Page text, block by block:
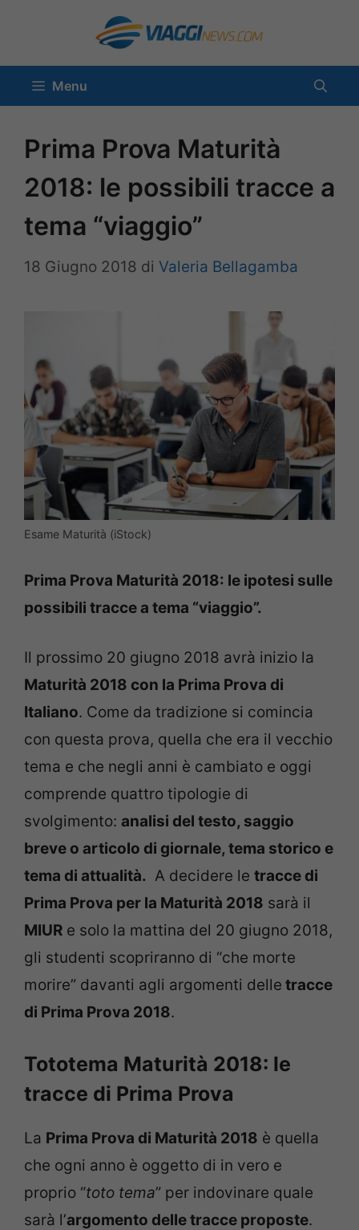
contenuto
Menu
Prima Prova Maturità
2018: le possibili tracce a
tema “viaggio”
18 Giugno 2018 di Valeria Bellagamba
Esame Maturità (iStock)
Prima Prova Maturità 2018: le ipotesi sulle
possibili tracce a tema “viaggio”.
Il prossimo 20 giugno 2018 avrà inizio la
Maturità 2018 con la Prima Prova di
Italiano. Come da tradizione si comincia
con questa prova, quella che era il vecchio
tema e che negli anni è cambiato e oggi
comprende quattro tipologie di
svolgimento: analisi del testo, saggio
breve o articolo di giornale, tema storico e
tema di attualità. A decidere le tracce di
Prima Prova per la Maturità 2018 sarà il
MIUR e solo la mattina del 20 giugno 2018,
gli studenti scopriranno di “che morte
morire” davanti agli argomenti delle tracce
di Prima Prova 2018.
Tototema Maturità 2018: le
tracce di Prima Prova
La Prima Prova di Maturità 2018 è quella
che ogni anno è oggetto di in vero e
proprio “toto tema” per indovinare quale
sarà l’argomento delle tracce proposte.